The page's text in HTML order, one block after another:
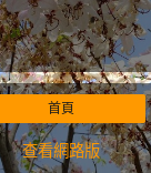
首頁
查看網路版